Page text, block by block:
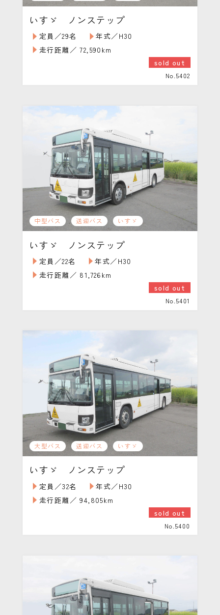
いすゞ ノンステップ
定員／29名
年式／H30
走行距離／ 72,590km
sold out
No.5402
中型バス 送迎バス いすゞ
いすゞ ノンステップ
定員／22名
年式／H30
走行距離／ 81,726km
sold out
No.5401
大型バス 送迎バス いすゞ
いすゞ ノンステップ
定員／32名
年式／H30
走行距離／ 94,805km
sold out
No.5400